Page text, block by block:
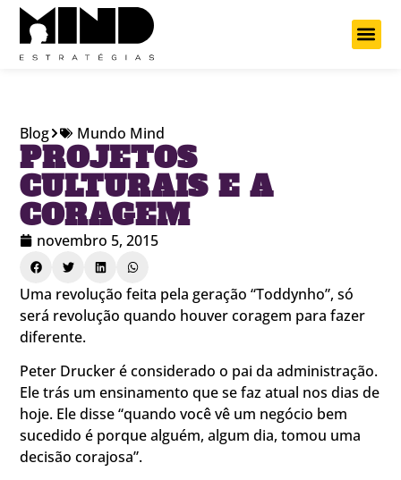
Blog Mundo Mind
PROJETOS
CULTURAIS E A
CORAGEM
novembro 5, 2015
Uma revolução feita pela geração “Toddynho”, só
será revolução quando houver coragem para fazer
diferente.
Peter Drucker é considerado o pai da administração.
Ele trás um ensinamento que se faz atual nos dias de
hoje. Ele disse “quando você vê um negócio bem
sucedido é porque alguém, algum dia, tomou uma
decisão corajosa”.